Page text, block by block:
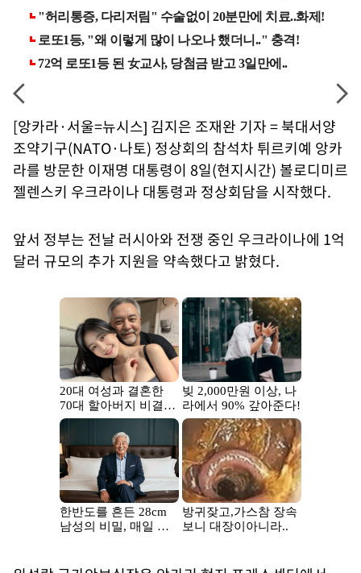
[앙카라·서울=뉴시스] 김지은 조재완 기자 = 북대서양
조약기구(NATO·나토) 정상회의 참석차 튀르키예 앙카
라를 방문한 이재명 대통령이 8일(현지시간) 볼로디미르
젤렌스키 우크라이나 대통령과 정상회담을 시작했다.
앞서 정부는 전날 러시아와 전쟁 중인 우크라이나에 1억
달러 규모의 추가 지원을 약속했다고 밝혔다.